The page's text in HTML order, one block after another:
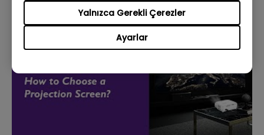
Ayarlar
Yalnızca Gerekli Çerezler